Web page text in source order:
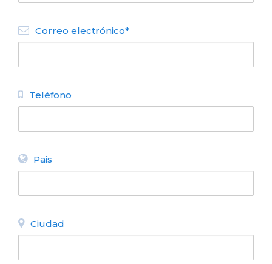
San Martin 127 (depto 440)
Correo electrónico*
Teléfono
Pais
Ciudad